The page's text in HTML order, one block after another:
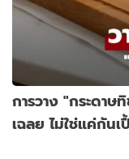
การวาง "กระดาษ
เฉลย ไม่ใช่แค่กันเ